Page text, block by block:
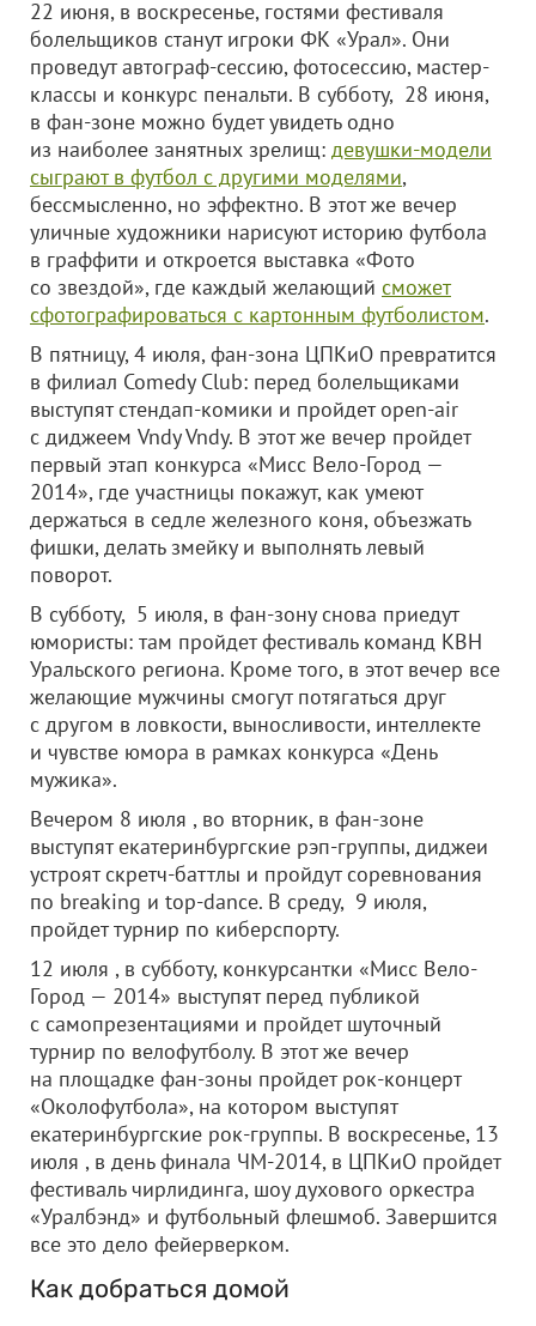
22 июня, в воскресенье, гостями фестиваля
болельщиков станут игроки ФК «Урал». Они
проведут автограф-сессию, фотосессию, мастер-
классы и конкурс пенальти. В субботу, 28 июня,
в фан-зоне можно будет увидеть одно
из наиболее занятных зрелищ: девушки-модели
сыграют в футбол с другими моделями,
бессмысленно, но эффектно. В этот же вечер
уличные художники нарисуют историю футбола
в граффити и откроется выставка «Фото
со звездой», где каждый желающий сможет
сфотографироваться с картонным футболистом.
В пятницу, 4 июля, фан-зона ЦПКиО превратится
в филиал Comedy Club: перед болельщиками
выступят стендап-комики и пройдет open-air
с диджеем Vndy Vndy. В этот же вечер пройдет
первый этап конкурса «Мисс Вело-Город —
2014», где участницы покажут, как умеют
держаться в седле железного коня, объезжать
фишки, делать змейку и выполнять левый
поворот.
В субботу, 5 июля, в фан-зону снова приедут
юмористы: там пройдет фестиваль команд КВН
Уральского региона. Кроме того, в этот вечер все
желающие мужчины смогут потягаться друг
с другом в ловкости, выносливости, интеллекте
и чувстве юмора в рамках конкурса «День
мужика».
Вечером 8 июля , во вторник, в фан-зоне
выступят екатеринбургские рэп-группы, диджеи
устроят скретч-баттлы и пройдут соревнования
по breaking и top-dance. В среду, 9 июля,
пройдет турнир по киберспорту.
12 июля , в субботу, конкурсантки «Мисс Вело-
Город — 2014» выступят перед публикой
с самопрезентациями и пройдет шуточный
турнир по велофутболу. В этот же вечер
на площадке фан-зоны пройдет рок-концерт
«Околофутбола», на котором выступят
екатеринбургские рок-группы. В воскресенье, 13
июля , в день финала ЧМ-2014, в ЦПКиО пройдет
фестиваль чирлидинга, шоу духового оркестра
«Уралбэнд» и футбольный флешмоб. Завершится
все это дело фейерверком.
Как добраться домой